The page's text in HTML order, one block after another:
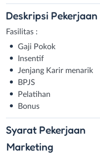
Deskripsi Pekerjaan
Fasilitas :
Gaji Pokok
Insentif
Jenjang Karir menarik
BPJS
Pelatihan
Bonus
Syarat Pekerjaan
Marketing